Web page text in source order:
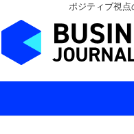
ポジティブ視